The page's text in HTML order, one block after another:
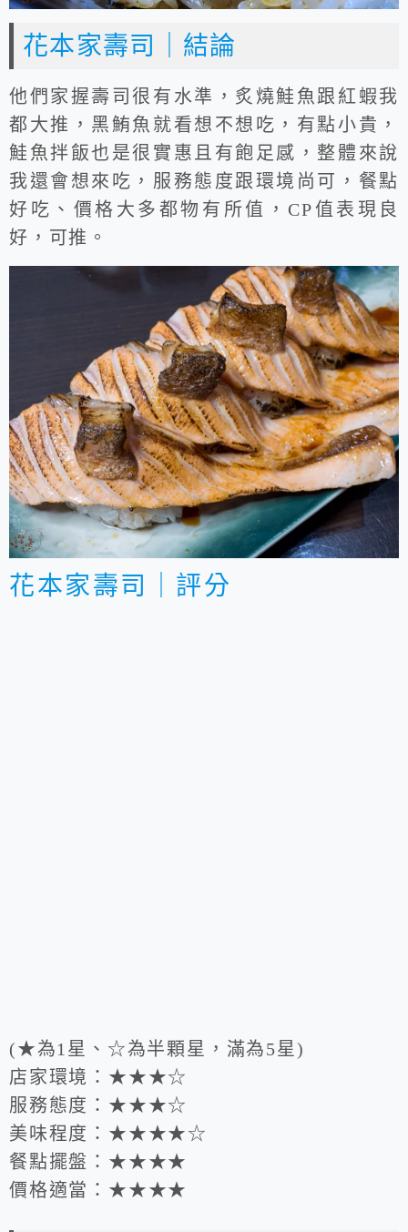
花本家壽司｜結論
他們家握壽司很有水準，炙燒鮭魚跟紅蝦我
都大推，黑鮪魚就看想不想吃，有點小貴，
鮭魚拌飯也是很實惠且有飽足感，整體來說
我還會想來吃，服務態度跟環境尚可，餐點
好吃、價格大多都物有所值，CP值表現良
好，可推。
花本家壽司｜評分
(★為1星、☆為半顆星，滿為5星)
店家環境：★★★☆
服務態度：★★★☆
美味程度：★★★★☆
餐點擺盤：★★★★
價格適當：★★★★